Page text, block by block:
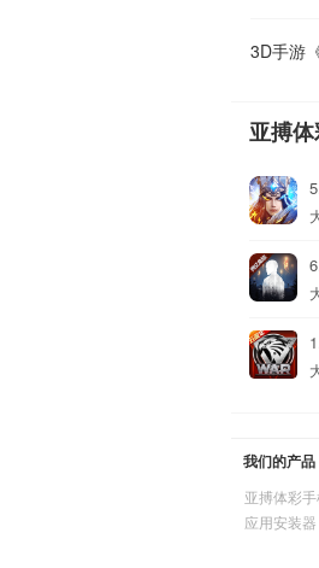
3D手游
亚搏
我们的产品
亚搏体彩
应用安装